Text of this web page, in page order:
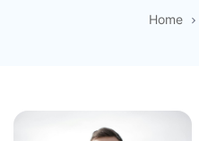
Home